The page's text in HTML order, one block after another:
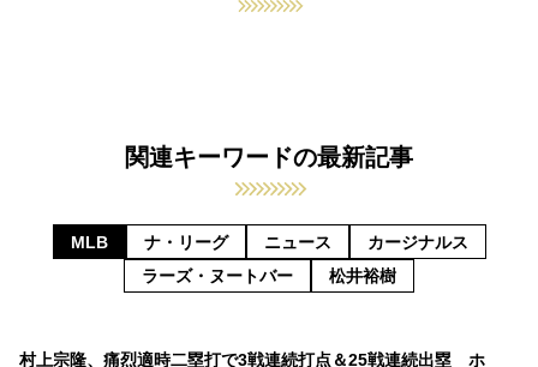
関連キーワードの最新記事
MLB ナ・リーグ ニュース
カージナルス
ラーズ・ヌートバー
松井裕樹
村上宗隆、痛烈適時二塁打で3戦連続打点＆25戦連続出塁 ホ